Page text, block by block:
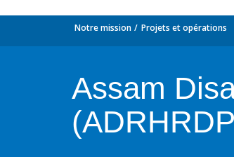
Notre mission Projets et opérations
Assam